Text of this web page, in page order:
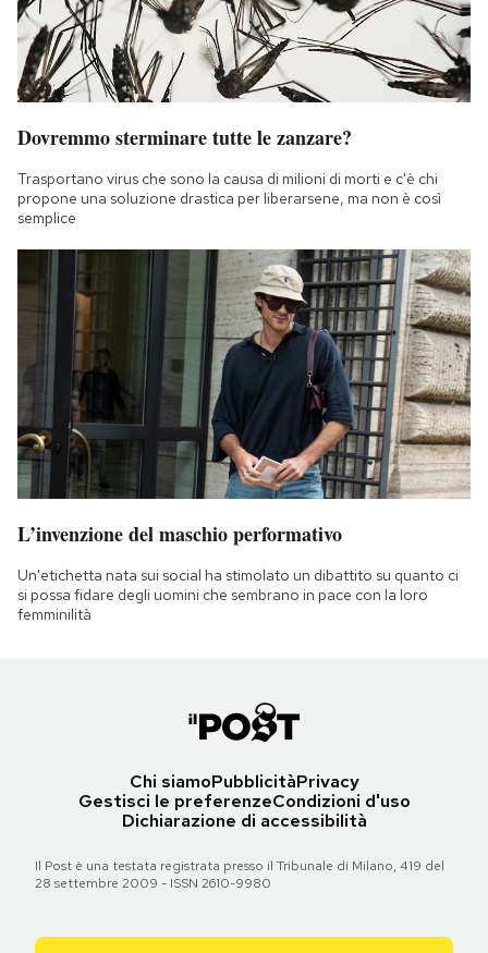
Dovremmo sterminare tutte le zanzare?
Trasportano virus che sono la causa di milioni di morti e c'è chi
propone una soluzione drastica per liberarsene, ma non è così
semplice
L’invenzione del maschio performativo
Un'etichetta nata sui social ha stimolato un dibattito su quanto ci
si possa fidare degli uomini che sembrano in pace con la loro
femminilità
Chi siamoPubblicitàPrivacy
Gestisci le preferenzeCondizioni d'uso
Dichiarazione di accessibilità
Il Post è una testata registrata presso il Tribunale di Milano, 419 del
28 settembre 2009 - ISSN 2610-9980